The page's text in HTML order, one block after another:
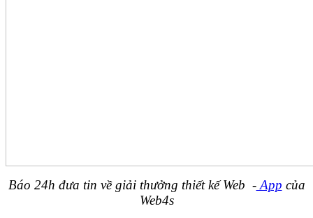
Báo 24h đưa tin về giải thưởng thiết kế Web -App của
Web4s